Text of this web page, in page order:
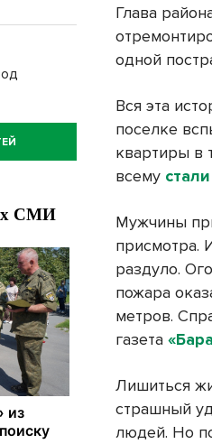
Глава
одной
Вся эта
поселке
квартиры в
всему
Мужчины
присмотра.
раздуло.
пожара
метров.
газета
Лишиться
страшный
людей. Но